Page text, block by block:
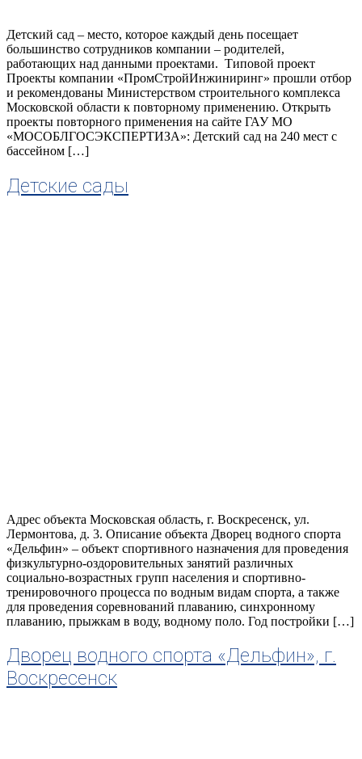
Детский сад – место, которое каждый день посещает
большинство сотрудников компании – родителей,
работающих над данными проектами. Типовой проект
Проекты компании «ПромСтройИнжиниринг» прошли отбор
и рекомендованы Министерством строительного комплекса
Московской области к повторному применению. Открыть
проекты повторного применения на сайте ГАУ МО
«МОСОБЛГОСЭКСПЕРТИЗА»: Детский сад на 240 мест с
бассейном […]
Детские сады
Адрес объекта Московская область, г. Воскресенск, ул.
Лермонтова, д. 3. Описание объекта Дворец водного спорта
«Дельфин» – объект спортивного назначения для проведения
физкультурно-оздоровительных занятий различных
социально-возрастных групп населения и спортивно-
тренировочного процесса по водным видам спорта, а также
для проведения соревнований плаванию, синхронному
плаванию, прыжкам в воду, водному поло. Год постройки […]
Дворец водного спорта «Дельфин», г.
Воскресенск